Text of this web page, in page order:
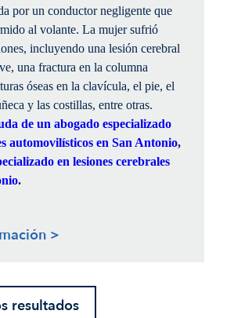
por un conductor negligente que
al volante. La mujer sufrió
incluyendo una lesión cerebral
una fractura en la columna
óseas en la clavícula, el pie, el
y las costillas, entre otras.
de un abogado especializado
automovilísticos en San Antonio,
en lesiones cerebrales
.
>
resultados